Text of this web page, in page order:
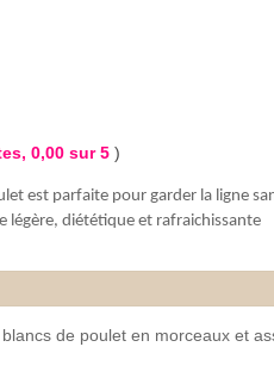
Boissons
0,00 sur 5 )
est parfaite pour garder la ligne
légère, diététique et rafraichissante
de poulet en morceaux et